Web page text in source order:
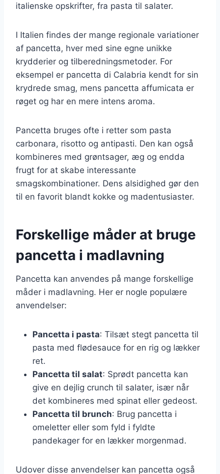
italienske opskrifter, fra pasta til salater.
I Italien findes der mange regionale variationer
af pancetta, hver med sine egne unikke
krydderier og tilberedningsmetoder. For
eksempel er pancetta di Calabria kendt for sin
krydrede smag, mens pancetta affumicata er
røget og har en mere intens aroma.
Pancetta bruges ofte i retter som pasta
carbonara, risotto og antipasti. Den kan også
kombineres med grøntsager, æg og endda
frugt for at skabe interessante
smagskombinationer. Dens alsidighed gør den
til en favorit blandt kokke og madentusiaster.
Forskellige måder at bruge
pancetta i madlavning
Pancetta kan anvendes på mange forskellige
måder i madlavning. Her er nogle populære
anvendelser:
Pancetta i pasta: Tilsæt stegt pancetta til
pasta med flødesauce for en rig og lækker
ret.
Pancetta til salat: Sprødt pancetta kan
give en dejlig crunch til salater, især når
det kombineres med spinat eller gedeost.
Pancetta til brunch: Brug pancetta i
omeletter eller som fyld i fyldte
pandekager for en lækker morgenmad.
Udover disse anvendelser kan pancetta også